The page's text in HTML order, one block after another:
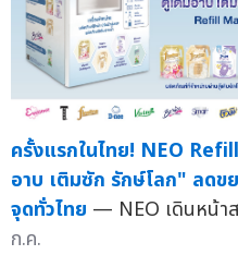
ครั้งแรกในไทย! NEO
อาบ เติมซัก รักษ์โลก" ลดข
จุดทั่วไทย — NEO เดินหน้าส
ก.ค.